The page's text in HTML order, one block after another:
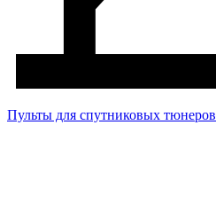
Пульты для спутниковых тюнеров